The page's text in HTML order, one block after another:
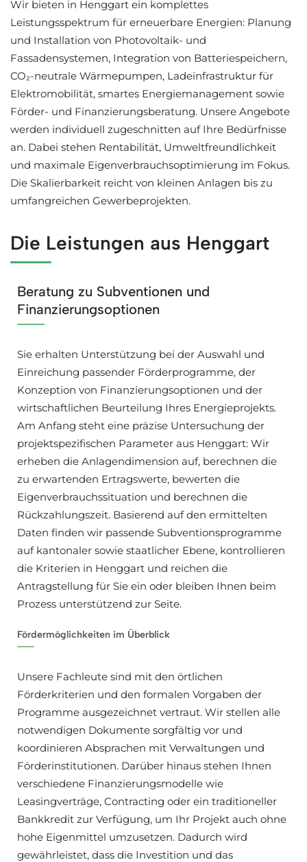
Wir bieten in Henggart ein komplettes
Leistungsspektrum für erneuerbare Energien: Planung
und Installation von Photovoltaik- und
Fassadensystemen, Integration von Batteriespeichern,
CO₂-neutrale Wärmepumpen, Ladeinfrastruktur für
Elektromobilität, smartes Energiemanagement sowie
Förder- und Finanzierungsberatung. Unsere Angebote
werden individuell zugeschnitten auf Ihre Bedürfnisse
an. Dabei stehen Rentabilität, Umweltfreundlichkeit
und maximale Eigenverbrauchsoptimierung im Fokus.
Die Skalierbarkeit reicht von kleinen Anlagen bis zu
umfangreichen Gewerbeprojekten.
Die Leistungen aus Henggart
Beratung zu Subventionen und
Finanzierungsoptionen
Sie erhalten Unterstützung bei der Auswahl und
Einreichung passender Förderprogramme, der
Konzeption von Finanzierungsoptionen und der
wirtschaftlichen Beurteilung Ihres Energieprojekts.
Am Anfang steht eine präzise Untersuchung der
projektspezifischen Parameter aus Henggart: Wir
erheben die Anlagendimension auf, berechnen die
zu erwartenden Ertragswerte, bewerten die
Eigenverbrauchssituation und berechnen die
Rückzahlungszeit. Basierend auf den ermittelten
Daten finden wir passende Subventionsprogramme
auf kantonaler sowie staatlicher Ebene, kontrollieren
die Kriterien in Henggart und reichen die
Antragstellung für Sie ein oder bleiben Ihnen beim
Prozess unterstützend zur Seite.
Fördermöglichkeiten im Überblick
Unsere Fachleute sind mit den örtlichen
Förderkriterien und den formalen Vorgaben der
Programme ausgezeichnet vertraut. Wir stellen alle
notwendigen Dokumente sorgfältig vor und
koordinieren Absprachen mit Verwaltungen und
Förderinstitutionen. Darüber hinaus stehen Ihnen
verschiedene Finanzierungsmodelle wie
Leasingverträge, Contracting oder ein traditioneller
Bankkredit zur Verfügung, um Ihr Projekt auch ohne
hohe Eigenmittel umzusetzen. Dadurch wird
gewährleistet, dass die Investition und das